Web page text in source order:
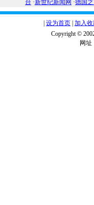
台 ·新世纪新闻网 ·德国
设为首页 加入
Copyright ©
网址